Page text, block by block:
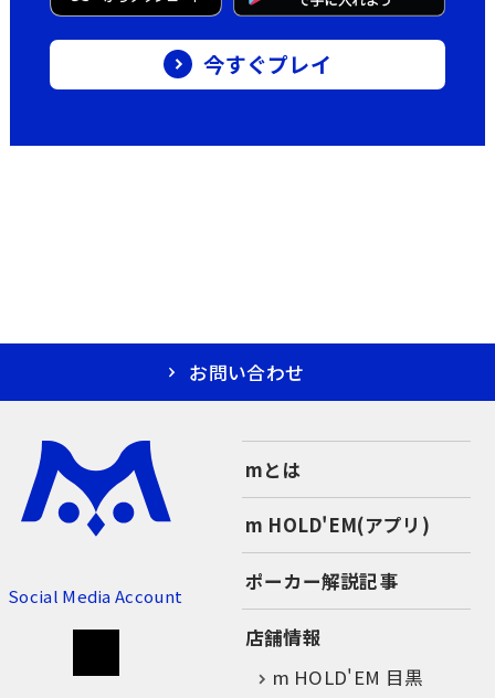
今すぐプレイ
お問い合わせ
Social Media Account
mとは
m HOLD'EM(アプリ)
ポーカー解説記事
店舗情報
m HOLD'EM 目黒